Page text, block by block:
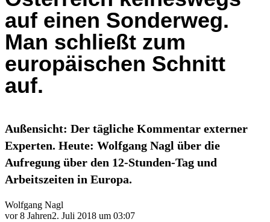
auf einen Sonderweg.
Man schließt zum
europäischen Schnitt
auf.
Außensicht: Der tägliche Kommentar externer
Experten. Heute: Wolfgang Nagl über die
Aufregung über den 12-Stunden-Tag und
Arbeitszeiten in Europa.
Wolfgang Nagl
vor 8 Jahren2. Juli 2018 um 03:07